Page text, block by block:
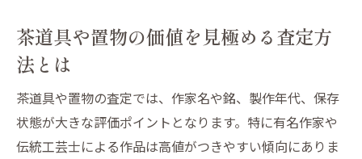
茶道具や置物の価値を見極める査定方
法とは
茶道具や置物の査定では、作家名や銘、製作年代、保存
状態が大きな評価ポイントとなります。特に有名作家や
伝統工芸士による作品は高値がつきやすい傾向にありま